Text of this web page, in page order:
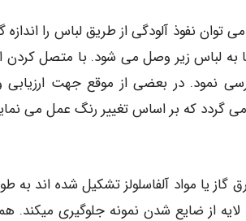
نفوذ آلودگی از طریق لباس را اندازه
به لباس زیر وصل می شود. با متصل کردن
نمود. در بعضی از موقع جهت ارزیابی
گردد که بر اساس تغییر رنگ عمل می
در یک ساختار چند لایه ای هستند و به ترتیبی که از ۱۶ لایه ورق گاز یا مواد آلفاسلولز تشکیل شده
از ضایع شدن نمونه جلوگیری میکند.